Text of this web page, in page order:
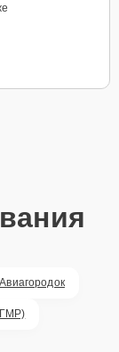
Авиагородок